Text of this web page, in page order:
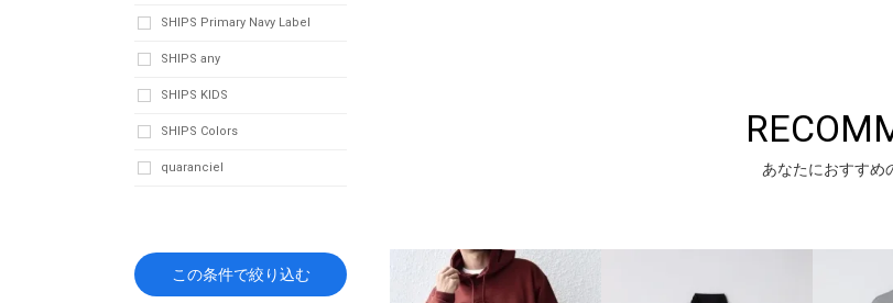
あなたにおすすめ
SHIPS Primary Navy Label
SHIPS any
SHIPS KIDS
SHIPS Colors
quaranciel
この条件で絞り込む